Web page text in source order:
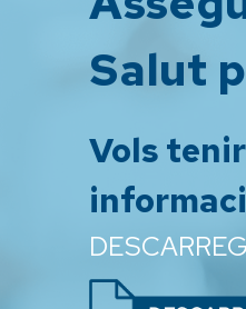
Salut
Vols